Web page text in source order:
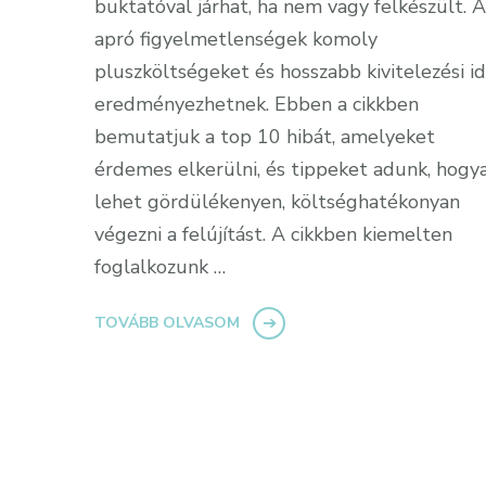
buktatóval járhat, ha nem vagy felkészült.
apró figyelmetlenségek komoly
pluszköltségeket és hosszabb kivitelezési
eredményezhetnek. Ebben a cikkben
bemutatjuk a top 10 hibát, amelyeket
érdemes elkerülni, és tippeket adunk,
lehet gördülékenyen, költséghatékonyan
végezni a felújítást. A cikkben kiemelten
foglalkozunk …
TOVÁBB OLVASOM